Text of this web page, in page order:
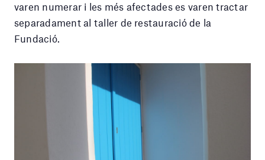
varen numerar i les més afectades es varen tractar
separadament al taller de restauració de la
Fundació.